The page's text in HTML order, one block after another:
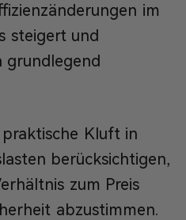
im
steigert und
grundlegend
Kluft in
berücksichtigen,
zum Preis
abzustimmen.